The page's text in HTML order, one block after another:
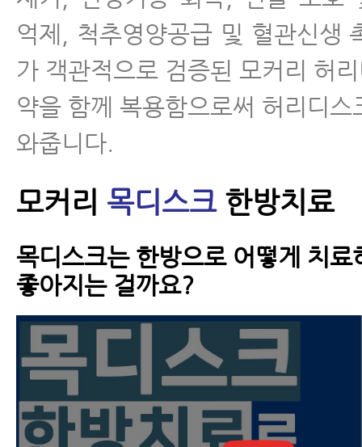
억제, 척추영양공급 및 혈관신생
가 객관적으로 검증된 모커리 허
약을 함께 복용함으로써 허리디스
와줍니다.
모커리 목디스크한방치료
목디스크는 한방으로 어떻게 치료
좋아지는 걸까요?